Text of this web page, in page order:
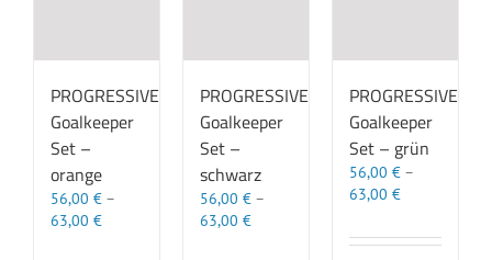
auf
der
Produktseite
gewählt
der
gewählt
werden
der
gewählt
werden
PROGRESSIVE
Goalkeeper
Set –
orange
56,00 € –
63,00 €
PROGRESSIVE
Goalkeeper
Set –
schwarz
56,00 €–
63,00 €
PROGRESSIVE
Goalkeeper
Set – grün
56,00 €–
63,00 €